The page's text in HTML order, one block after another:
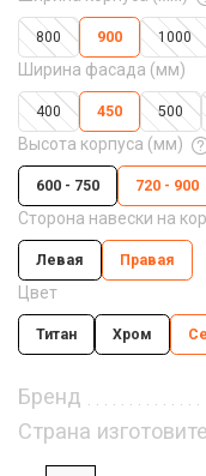
800 900 1000
Ширина фасада (мм)
400 450 500
Высота корпуса (мм)
600 - 750 720 - 900
Сторона навески на
Левая Правая
Цвет
Титан Хром
Бренд
Страна